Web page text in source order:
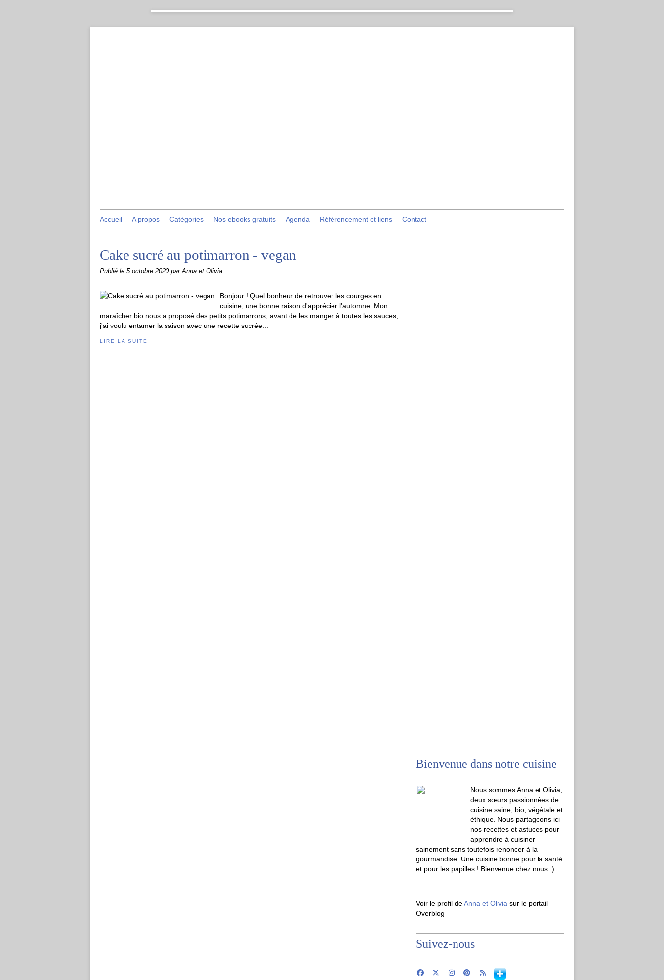
Accueil A propos Catégories Nos ebooks gratuits Agenda Référencement et liens Contact
Cake sucré au potimarron - vegan
Publié le 5 octobre 2020 par Anna et Olivia
Bonjour ! Quel bonheur de retrouver les courges en
cuisine, une bonne raison d'apprécier l'automne. Mon
maraîcher bio nous a proposé des petits potimarrons, avant de les manger à toutes les sauces,
j'ai voulu entamer la saison avec une recette sucrée...
LIRE LA SUITE
Bienvenue dans notre cuisine
Nous sommes Anna et Olivia,
deux sœurs passionnées de
cuisine saine, bio, végétale et
éthique. Nous partageons ici
nos recettes et astuces pour
apprendre à cuisiner
sainement sans toutefois renoncer à la
gourmandise. Une cuisine bonne pour la santé
et pour les papilles ! Bienvenue chez nous :)
Voir le profil deAnna et Olivia sur le portail
Overblog
Suivez-nous